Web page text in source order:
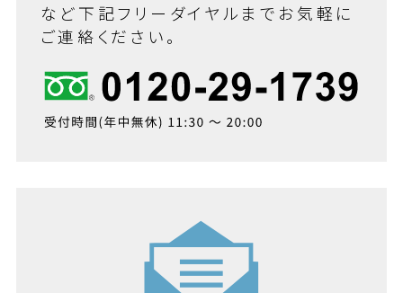
など下記フリーダイヤルまでお気軽に
ご連絡ください。